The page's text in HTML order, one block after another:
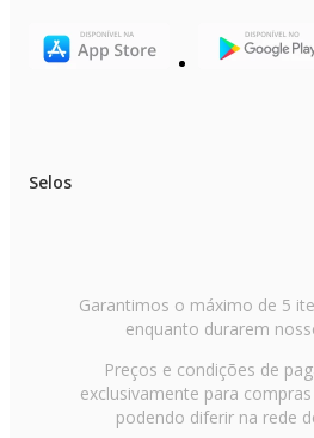
Selos
Garantimos o máximo de 5
enquanto durarem
Preços e condições de
exclusivamente para
podendo diferir na rede